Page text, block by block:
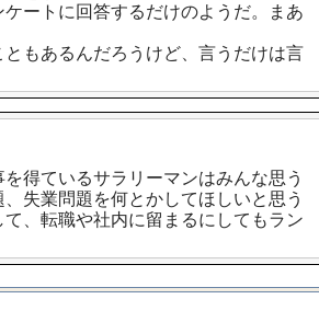
ートに回答するだけのようだ。まあ
もあるんだろうけど、言うだけは言
得ているサラリーマンはみんな思う
失業問題を何とかしてほしいと思う
、転職や社内に留まるにしてもラン